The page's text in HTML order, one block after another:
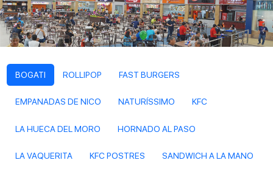
BOGATI ROLLIPOP FAST BURGERS
EMPANADAS DE NICO NATURÍSSIMO KFC
LA HUECA DEL MORO HORNADO AL PASO
LA VAQUERITA KFC POSTRES SANDWICH A LA MANO